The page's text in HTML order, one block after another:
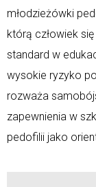
młodzieżówki
którą człowiek
standard w
wysokie ryzyko
rozważa
zapewnienia w
pedofilii jako